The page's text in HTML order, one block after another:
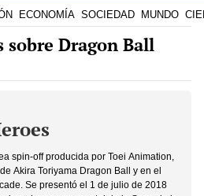
ECONOMÍA SOCIEDAD MUNDO
Dragon Ball
spin-off producida por Toei Animation,
Akira Toriyama Dragon Ball y en el
Se presentó el 1 de julio de 2018